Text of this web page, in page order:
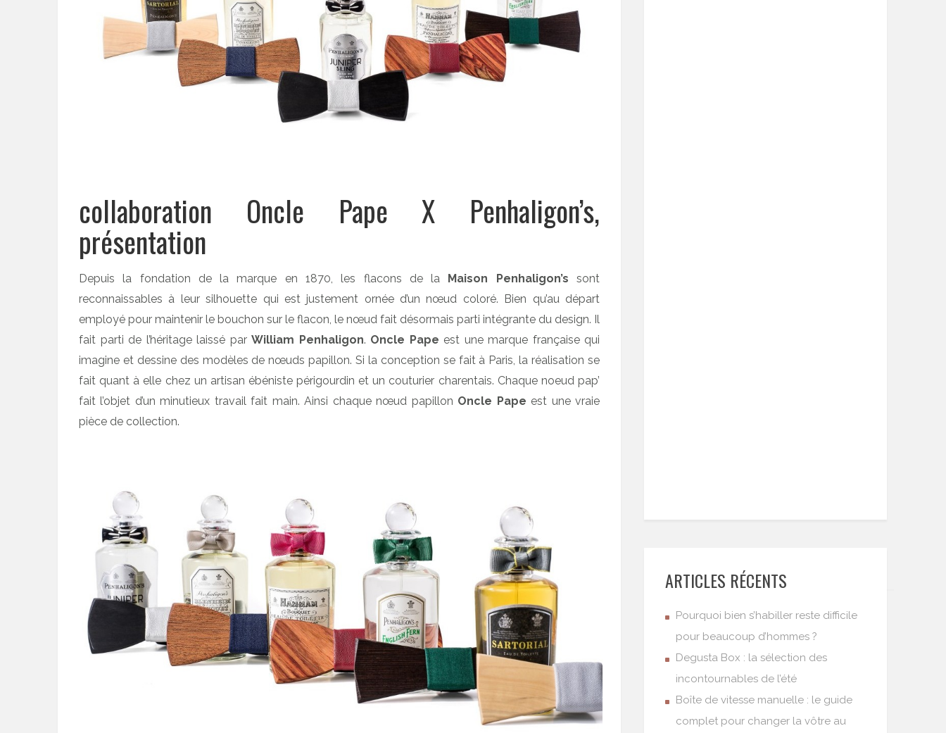
collaboration Oncle Pape X Penhaligon’s,
présentation
Depuis la fondation de la marque en 1870, les flacons de la Maison Penhaligon’s sont
reconnaissables à leur silhouette qui est justement ornée d’un nœud coloré. Bien qu’au départ
employé pour maintenir le bouchon sur le flacon, le nœud fait désormais parti intégrante du design. Il
fait parti de l’héritage laissé par William Penhaligon. Oncle Pape est une marque française qui
imagine et dessine des modèles de nœuds papillon. Si la conception se fait à Paris, la réalisation se
fait quant à elle chez un artisan ébéniste périgourdin et un couturier charentais. Chaque noeud pap’
fait l’objet d’un minutieux travail fait main. Ainsi chaque nœud papillon Oncle Pape est une vraie
pièce de collection.
ARTICLES RÉCENTS
Pourquoi bien s’habiller reste difficile
pour beaucoup d’hommes ?
Degusta Box : la sélection des
incontournables de l’été
Boîte de vitesse manuelle : le guide
complet pour changer la vôtre au